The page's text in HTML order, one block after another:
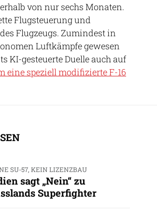
von nur sechs Monaten.
Flugsteuerung und
Flugzeugs. Zumindest in
Luftkämpfe gewesen
KI-gesteuerte Duelle auch auf
eine speziell modifizierte F-16
SU-57, KEIN LIZENZBAU
sagt „Nein“ zu
Superfighter